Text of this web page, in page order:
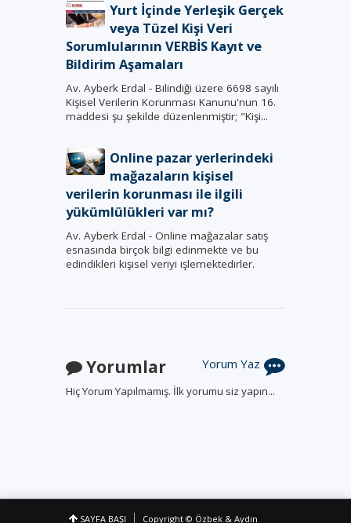
Yurt İçinde Yerleşik Gerçek
veya Tüzel Kişi Veri
Sorumlularının VERBİS Kayıt ve
Bildirim Aşamaları
Av. Ayberk Erdal - Bilindiği üzere 6698 sayılı
Kişisel Verilerin Korunması Kanunu'nun 16.
maddesi şu şekilde düzenlenmiştir; "Kişi...
Online pazar yerlerindeki
mağazaların kişisel
verilerin korunması ile ilgili
yükümlülükleri var mı?
Av. Ayberk Erdal - Online mağazalar satış
esnasında birçok bilgi edinmekte ve bu
edindikleri kişisel veriyi işlemektedirler.
Yorumlar Yorum Yaz
Hiç Yorum Yapılmamış. İlk yorumu siz yapın...
SAYFA BAŞI Copyright © Özbek & Aydın